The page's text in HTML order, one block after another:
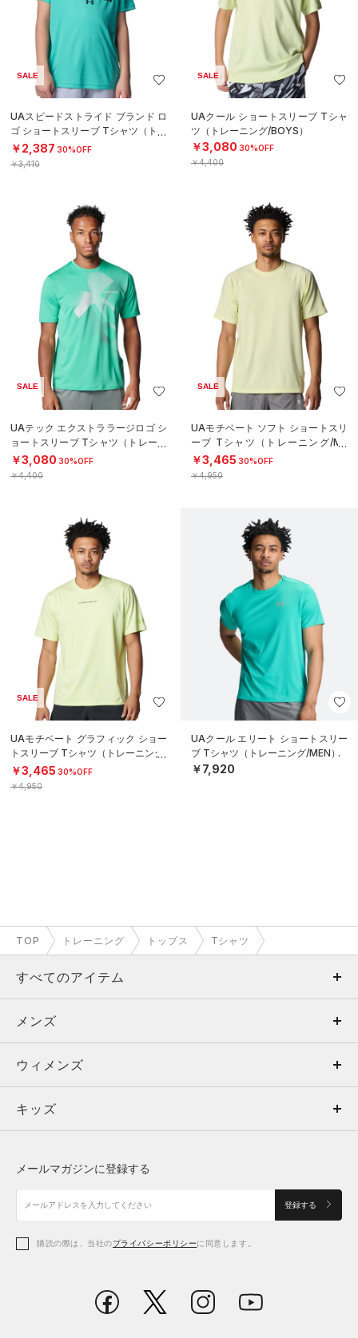
SALE
UAスピードストライド ブランド ロ
ゴ ショートスリーブ Tシャツ（トレ
ーニング/BOYS）
￥2,387 30%OFF
￥3,410
SALE
UAクール ショートスリーブ Tシャ
ツ（トレーニング/BOYS）
￥3,080 30%OFF
￥4,400
SALE
UAテック エクストララージロゴ シ
ョートスリーブ Tシャツ（トレーニ
ング/MEN）
￥3,080 30%OFF
￥4,400
SALE
UAモチベート ソフト ショートスリ
ーブ Tシャツ（トレーニング/ME
N）
￥3,465 30%OFF
￥4,950
SALE
UAモチベート グラフィック ショー
トスリーブ Tシャツ（トレーニング/
MEN）
￥3,465 30%OFF
￥4,950
UAクール エリート ショートスリー
ブ Tシャツ（トレーニング/MEN）
￥7,920
TOP トレーニング トップス Tシャツ
すべてのアイテム
メンズ
ウィメンズ
キッズ
アクセサリー
メンズ
トップス
ボトムス
アクセサリー
ウィメンズ
トップス
シューズ
アクセサリー
キッズ
シューズ
メールマガジンに登録する
登録する
購読の際は、当社のプライバシーポリシーに同意します。